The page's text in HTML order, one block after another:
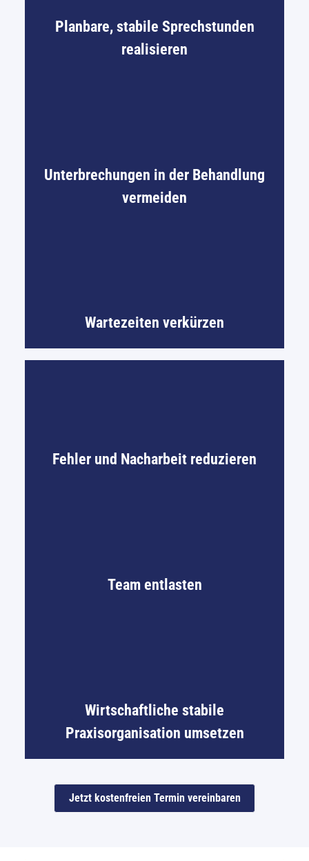
Planbare, stabile Sprechstunden
realisieren
Unterbrechungen in der Behandlung
vermeiden
Wartezeiten verkürzen
Fehler und Nacharbeit reduzieren
Team entlasten
Wirtschaftliche stabile
Praxisorganisation umsetzen
Jetzt kostenfreien Termin vereinbaren